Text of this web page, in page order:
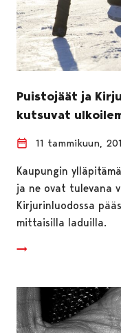
Puistojäät ja
kutsuvat
11 tammikuun,
Kaupungin
ja ne ovat tulevana
Kirjurinluodossa
mittaisilla laduilla.